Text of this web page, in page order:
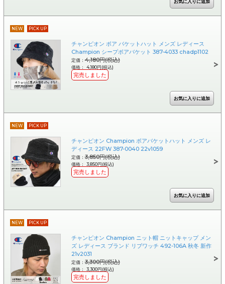
NEW PICK UP
チャンピオン ボア バケットハット メンズ レディース
Champion シープボアバケット 387-4033 chadp1102
定価：4,180円(税込)
価格： 4,180円(税込)
完売しました
NEW PICK UP
チャンピオン Champion ボアバケットハット メンズ レ
ディース 22FW 387-0040 22v1059
定価：3,850円(税込)
価格： 3,850円(税込)
完売しました
NEW PICK UP
チャンピオン Champion ニット帽 ニットキャップ メン
ズ レディース ブランド リブワッチ 492-106A 秋冬 新作
21v2031
定価：3,300円(税込)
価格： 3,300円(税込)
完売しました